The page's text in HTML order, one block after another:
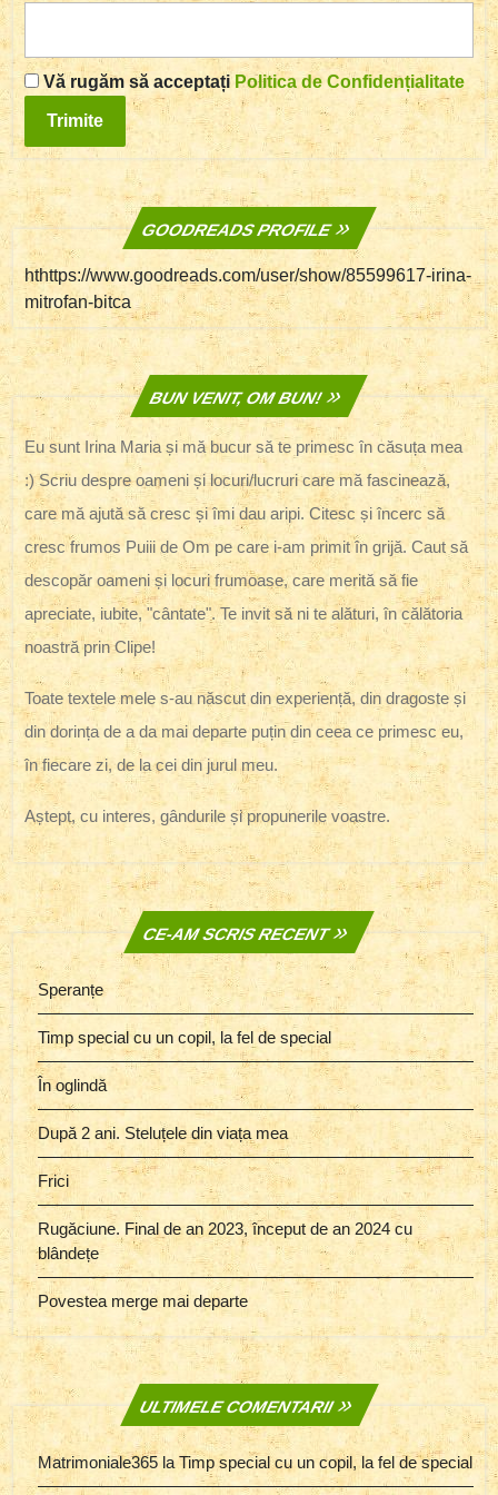
Vă rugăm să acceptați Politica de Confidențialitate
GOODREADS PROFILE
hthttps://www.goodreads.com/user/show/85599617-irina-
mitrofan-bitca
BUN VENIT, OM BUN!
Eu sunt Irina Maria și mă bucur să te primesc în căsuța mea
:) Scriu despre oameni și locuri/lucruri care mă fascinează,
care mă ajută să cresc și îmi dau aripi. Citesc și încerc să
cresc frumos Puiii de Om pe care i-am primit în grijă. Caut să
descopăr oameni și locuri frumoase, care merită să fie
apreciate, iubite, "cântate". Te invit să ni te alături, în călătoria
noastră prin Clipe!
Toate textele mele s-au născut din experiență, din dragoste și
din dorința de a da mai departe puțin din ceea ce primesc eu,
în fiecare zi, de la cei din jurul meu.
Aștept, cu interes, gândurile și propunerile voastre.
CE-AM SCRIS RECENT
Speranțe
Timp special cu un copil, la fel de special
În oglindă
După 2 ani. Steluțele din viața mea
Frici
Rugăciune. Final de an 2023, început de an 2024 cu
blândețe
Povestea merge mai departe
ULTIMELE COMENTARII
Matrimoniale365 la Timp special cu un copil, la fel de special